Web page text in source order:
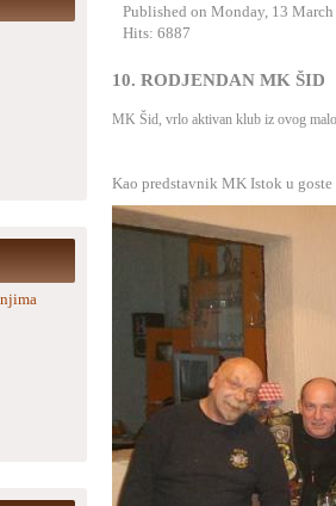
Published on Monday, 13
Hits: 6887
10. RODJENDAN MK ŠID
MK Šid, vrlo aktivan­ klub iz ovog
Kao predstavnik MK Istok ­u